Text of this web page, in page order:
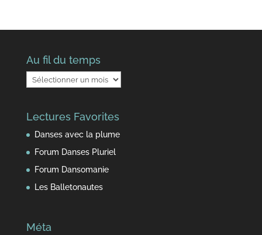
Au fil du temps
Au
fil
temps
Lectures Favorites
Danses avec la plume
Forum Danses Pluriel
Forum Dansomanie
Les Balletonautes
Méta